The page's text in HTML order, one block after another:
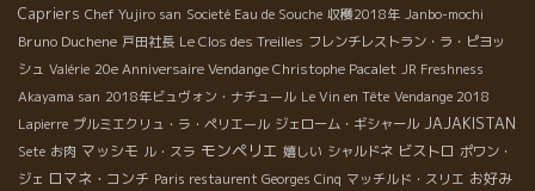
Capriers Chef Yujiro san Societé Eau de Souche 収穫2018年 Janbo-mochi
Bruno Duchene 戸田社長 Le Clos des Treilles フレンチレストラン・ラ・ピヨッ
シュ Valérie 20e Anniversaire Vendange Christophe Pacalet JR Freshness
Akayama san 2018年ビュヴォン・ナチュール Le Vin en Tête Vendange 2018
Lapierre プルミエクリュ・ラ・ペリエール ジェローム・ギシャール JAJAKISTAN
Sete お肉 マッシモ ル・スラ モンペリエ 嬉しい シャルドネ ビストロ ポワン・
ジェ ロマネ・コンチ Paris restaurent Georges Cinq マッチルド・スリエ お好み